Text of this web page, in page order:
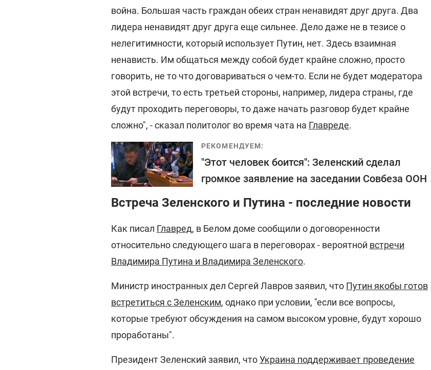
война. Большая часть граждан обеих стран ненавидят друг друга. Два
лидера ненавидят друг друга еще сильнее. Дело даже не в тезисе о
нелегитимности, который использует Путин, нет. Здесь взаимная
ненависть. Им общаться между собой будет крайне сложно, просто
говорить, не то что договариваться о чем-то. Если не будет модератора
этой встречи, то есть третьей стороны, например, лидера страны, где
будут проходить переговоры, то даже начать разговор будет крайне
сложно", - сказал политолог во время чата на Главреде.
РЕКОМЕНДУЕМ:
"Этот человек боится": Зеленский сделал
громкое заявление на заседании Совбеза ООН
Встреча Зеленского и Путина - последние новости
Как писал Главред, в Белом доме сообщили о договоренности
относительно следующего шага в переговорах - вероятной встречи
Владимира Путина и Владимира Зеленского.
Министр иностранных дел Сергей Лавров заявил, что Путин якобы готов
встретиться с Зеленским, однако при условии, "если все вопросы,
которые требуют обсуждения на самом высоком уровне, будут хорошо
проработаны".
Президент Зеленский заявил, чтоУкраина поддерживает проведение